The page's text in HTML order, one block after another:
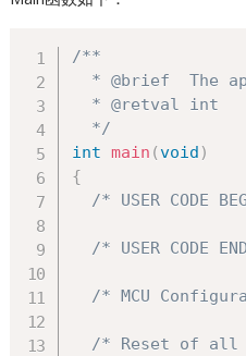
/**
* @brief  The
  * @retval int
  */
int main (void )
{
/* USER CODE
/* USER CODE
/* MCU
/* Reset of all